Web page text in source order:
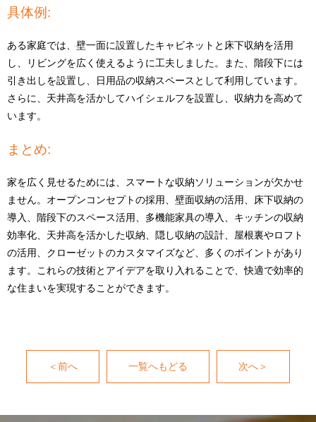
具体例:
ある家庭では、壁一面に設置したキャビネットと床下収納を活用
し、リビングを広く使えるように工夫しました。また、階段下には
引き出しを設置し、日用品の収納スペースとして利用しています。
さらに、天井高を活かしてハイシェルフを設置し、収納力を高めて
います。
まとめ:
家を広く見せるためには、スマートな収納ソリューションが欠かせ
ません。オープンコンセプトの採用、壁面収納の活用、床下収納の
導入、階段下のスペース活用、多機能家具の導入、キッチンの収納
効率化、天井高を活かした収納、隠し収納の設計、屋根裏やロフト
の活用、クローゼットのカスタマイズなど、多くのポイントがあり
ます。これらの技術とアイデアを取り入れることで、快適で効率的
な住まいを実現することができます。
＜前へ 一覧へもどる 次へ＞